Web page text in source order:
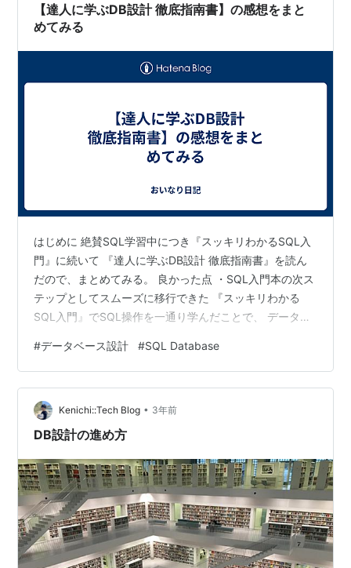
【達人に学ぶDB設計 徹底指南書】の感想をまと
めてみる
はじめに 絶賛SQL学習中につき『スッキリわかるSQL入
門』に続いて 『達人に学ぶDB設計 徹底指南書』を読ん
だので、まとめてみる。 良かった点 ・SQL入門本の次ス
テップとしてスムーズに移行できた 『スッキリわかる
SQL入門』でSQL操作を一通り学んだことで、 データベ
サービスを1から立ち上げようとしたら、データベースを
作る(データ設計する)側の手順が必要になる。 そうなっ
た際に何に気をつけ、どういう手順でデータ設計すれば
良いかを、本書で学ぶことができた。 また、インプット
するだけでなく演習問題も付いているので、 実践練習も
#データベース設計 #SQL Database
Kenichi::Tech Blog • 3年前
DB設計の進め方